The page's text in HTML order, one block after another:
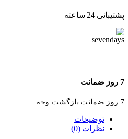
پشتیبانی 24 ساعته
7 روز ضمانت
7 روز ضمانت بازگشت وجه
توضیحات
نظرات (0)